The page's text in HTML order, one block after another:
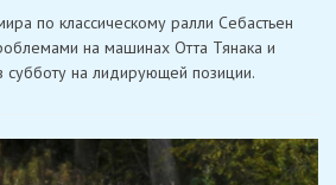
по классическому ралли Себастьен
на машинах Отта Тянака и
субботу на лидирующей позиции.